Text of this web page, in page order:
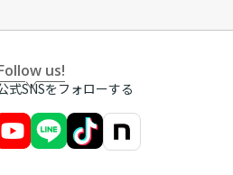
us!
式SNSをフォローする